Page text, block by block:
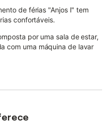
de férias "Anjos I" tem
confortáveis.
por uma sala de estar,
com uma máquina de lavar
para bebés.